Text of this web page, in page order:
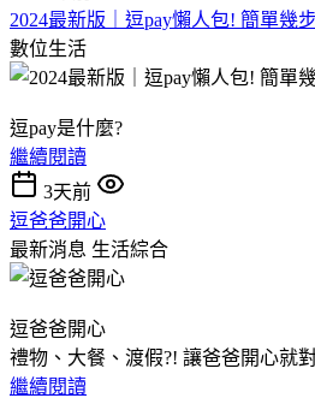
2024最新版｜逗pay懶人包! 簡單幾
數位生活
逗pay是什麼?
繼續閱讀
3天前
逗爸爸開心
最新消息 生活綜合
逗爸爸開心
禮物、大餐、渡假?! 讓爸爸開心就
繼續閱讀